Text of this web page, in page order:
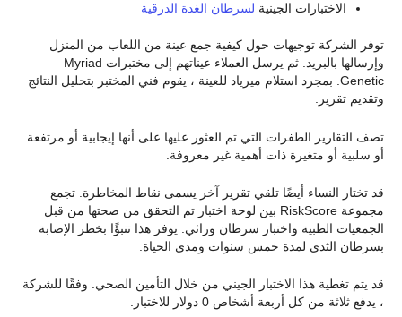
الاختبارات الجينية لسرطان الغدة الدرقية
توفر الشركة توجيهات حول كيفية جمع عينة من اللعاب من المنزل
وإرسالها بالبريد. ثم يرسل العملاء عيناتهم إلى مختبرات Myriad
Genetic. بمجرد استلام ميرياد للعينة ، يقوم فني المختبر بتحليل النتائج
وتقديم تقرير.
تصف التقارير الطفرات التي تم العثور عليها على أنها إيجابية أو مرتفعة
أو سلبية أو متغيرة ذات أهمية غير معروفة.
قد تختار النساء أيضًا تلقي تقرير آخر يسمى نقاط المخاطرة. تجمع
مجموعة RiskScore بين لوحة اختبار تم التحقق من صحتها من قبل
الجمعيات الطبية واختبار سرطان وراثي. يوفر هذا تنبؤًا بخطر الإصابة
بسرطان الثدي لمدة خمس سنوات ومدى الحياة.
قد يتم تغطية هذا الاختبار الجيني من خلال التأمين الصحي. وفقًا للشركة
، يدفع ثلاثة من كل أربعة أشخاص 0 دولار للاختبار.